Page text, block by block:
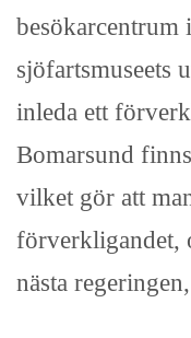
besökarcentrum
sjöfartsmuseets
inleda ett
Bomarsund
vilket gör att
förverkligandet,
nästa